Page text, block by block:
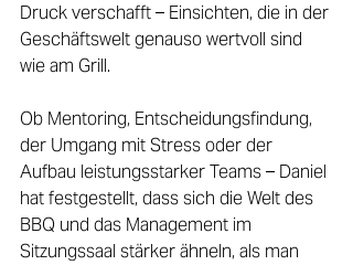
Druck verschafft – Einsichten, die in der
Geschäftswelt genauso wertvoll sind
wie am Grill.
Ob Mentoring, Entscheidungsfindung,
der Umgang mit Stress oder der
Aufbau leistungsstarker Teams – Daniel
hat festgestellt, dass sich die Welt des
BBQ und das Management im
Sitzungssaal stärker ähneln, als man